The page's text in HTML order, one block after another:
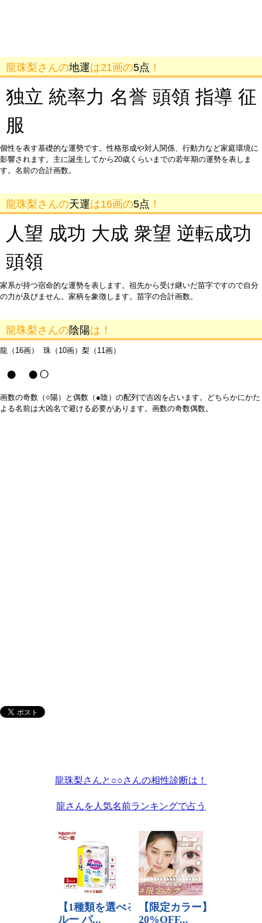
龍珠梨さんの地運は21画の5点 ！
独立 統率力 名誉 頭領 指導 征
服
個性を表す基礎的な運勢です。性格形成や対人関係、行動力など家庭環境に
影響されます。主に誕生してから20歳くらいまでの若年期の運勢を表しま
す。名前の合計画数。
龍珠梨さんの天運は16画の5点 ！
人望 成功 大成 衆望 逆転成功
頭領
家系が持つ宿命的な運勢を表します。祖先から受け継いだ苗字ですので自分
の力が及びません。家柄を象徴します。苗字の合計画数。
龍珠梨さんの陰陽は！
龍（16画） 珠（10画）梨（11画）
● ●○
画数の奇数（○陽）と偶数（●陰）の配列で吉凶を占います。どちらかにかた
よる名前は大凶名で避ける必要があります。画数の奇数偶数。
龍珠梨さんと○○さんの相性診断は！
龍さんを人気名前ランキングで占う